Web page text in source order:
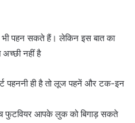
पहन सकते हैं। लेकिन इस बात का
नहीं है
पहननी ही है तो लूज पहनें और टक-इन
आपके लुक को बिगाड़ सकते